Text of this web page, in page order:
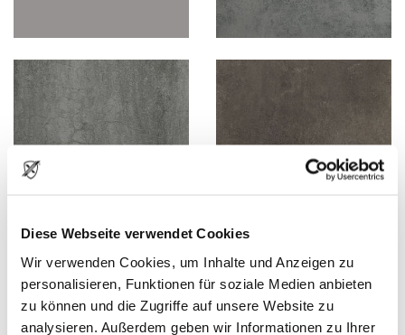
Diese Webseite verwendet Cookies
Wir verwenden Cookies, um Inhalte und Anzeigen zu
personalisieren, Funktionen für soziale Medien anbieten
zu können und die Zugriffe auf unsere Website zu
analysieren. Außerdem geben wir Informationen zu Ihrer